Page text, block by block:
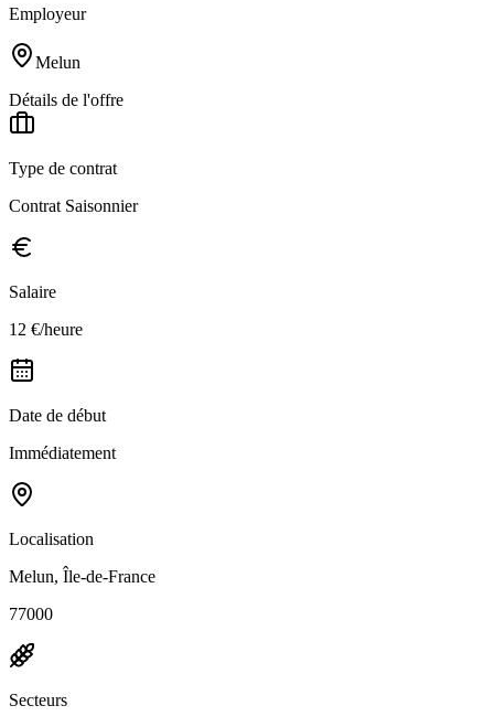
Employeur
Melun
Détails de l'offre
Type de contrat
Contrat Saisonnier
Salaire
12 €/heure
Date de début
Immédiatement
Localisation
Melun, Île-de-France
77000
Secteurs